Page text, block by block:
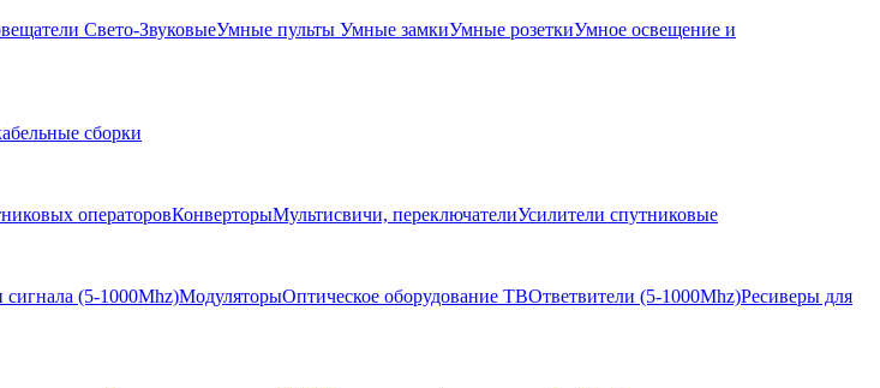
Свето-ЗвуковыеУмные пульты Умные замкиУмные розеткиУмное освещение и
сборки
операторовКонверторыМультисвичи, переключателиУсилители спутниковые
сигнала (5-1000Mhz)МодуляторыОптическое оборудование ТВОтветвители (5-1000Mhz)Ресиверы для